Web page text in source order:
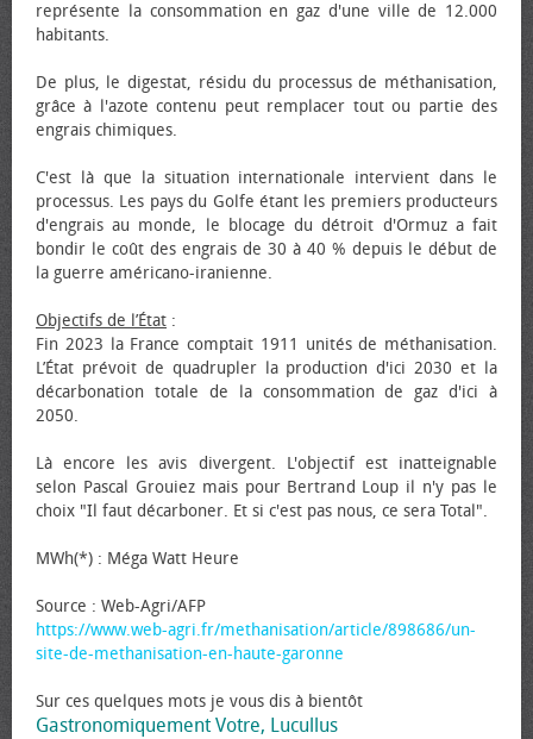
représente la consommation en gaz d'une ville de 12.000
habitants.
De plus, le digestat, résidu du processus de méthanisation,
grâce à l'azote contenu peut remplacer tout ou partie des
engrais chimiques.
C'est là que la situation internationale intervient dans le
processus. Les pays du Golfe étant les premiers producteurs
d'engrais au monde, le blocage du détroit d'Ormuz a fait
bondir le coût des engrais de 30 à 40 % depuis le début de
la guerre américano-iranienne.
Objectifs de l’État :
Fin 2023 la France comptait 1911 unités de méthanisation.
L’État prévoit de quadrupler la production d'ici 2030 et la
décarbonation totale de la consommation de gaz d'ici à
2050.
Là encore les avis divergent. L'objectif est inatteignable
selon Pascal Grouiez mais pour Bertrand Loup il n'y pas le
choix "Il faut décarboner. Et si c'est pas nous, ce sera Total".
MWh(*) : Méga Watt Heure
Source : Web-Agri/AFP
https://www.web-agri.fr/methanisation/article/898686/un-
site-de-methanisation-en-haute-garonne
Sur ces quelques mots je vous dis à bientôt
Gastronomiquement Votre, Lucullus